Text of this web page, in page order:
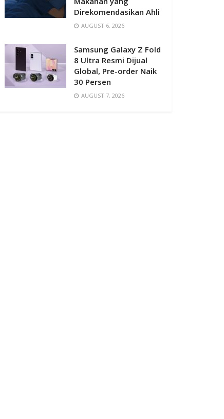
Direkomendasikan Ahli
AUGUST 6, 2026
Samsung Galaxy Z Fold
8 Ultra Resmi Dijual
Global, Pre-order Naik
30 Persen
AUGUST 7, 2026